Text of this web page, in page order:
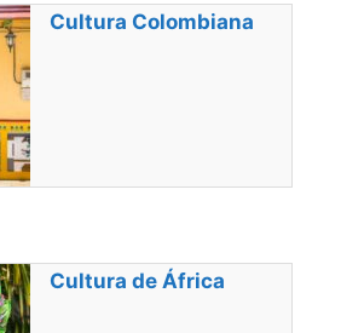
Cultura Colombiana
Cultura de África